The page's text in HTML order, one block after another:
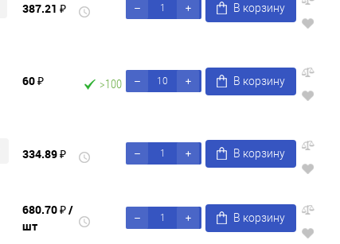
387.21 ₽ В корзину
60 ₽ >100 В корзину
334.89 ₽ В корзину
680.70 ₽/
шт
В корзину